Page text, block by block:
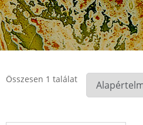
Összesen 1 találat